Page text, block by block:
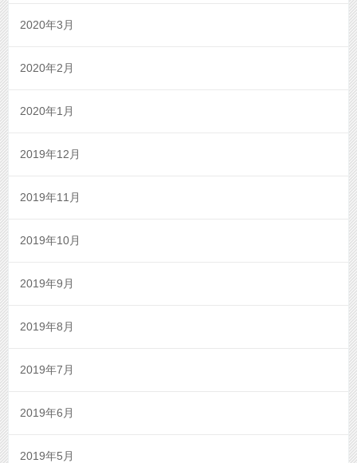
2020年3月
2020年2月
2020年1月
2019年12月
2019年11月
2019年10月
2019年9月
2019年8月
2019年7月
2019年6月
2019年5月